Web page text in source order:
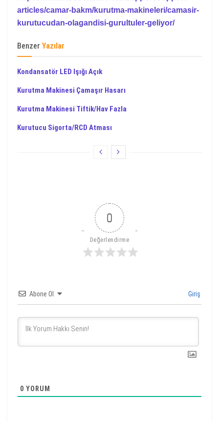
articles/camar-bakm/kurutma-makineleri/camasir-
kurutucudan-olagandisi-gurultuler-geliyor/
Benzer Yazılar
Kondansatör LED Işığı Açık
Kurutma Makinesi Çamaşır Hasarı
Kurutma Makinesi Tiftik/Hav Fazla
Kurutucu Sigorta/RCD Atması
0
Değerlendirme
Abone Ol Giriş
0 YORUM